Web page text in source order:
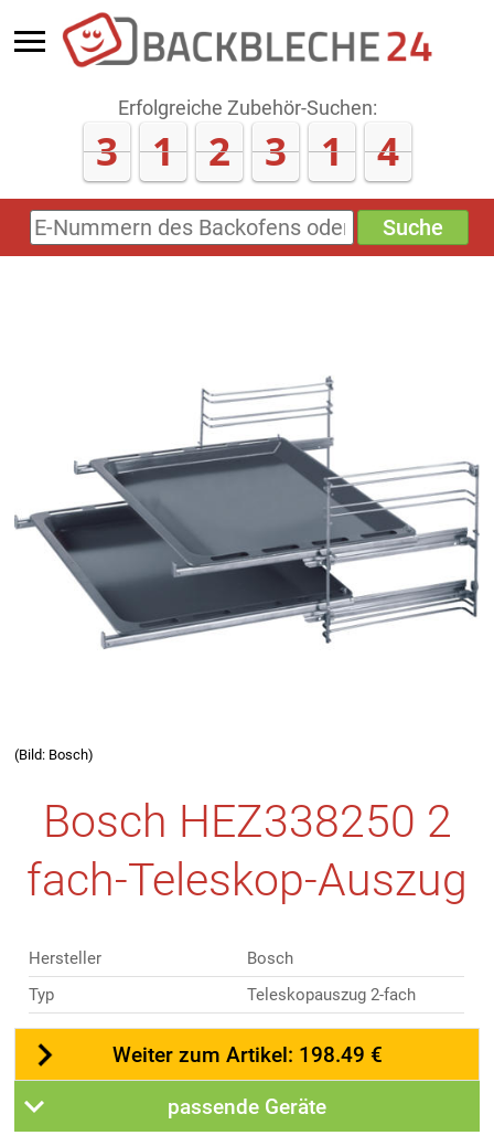
Erfolgreiche Zubehör-Suchen:
3 1 2 3 1 4
E-
Nummern
Suche
(Bild: Bosch)
Bosch HEZ338250 2
fach-Teleskop-Auszug
Hersteller
Bosch
Typ
Teleskopauszug 2-fach
Weiter zum Artikel: 198.49 €
passende Geräte